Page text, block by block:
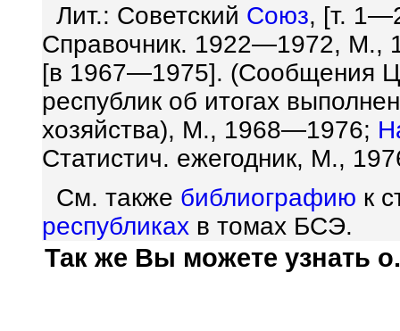
Лит.: Советский Союз, [т.
Справочник. 1922—1972, М.,
[в 1967—1975]. (Сообщения
республик об итогах
хозяйства), М., 1968—1976;
Статистич. ежегодник, М.,
См. также библиографию к
республиках в томах БСЭ.
Так же Вы можете узнать